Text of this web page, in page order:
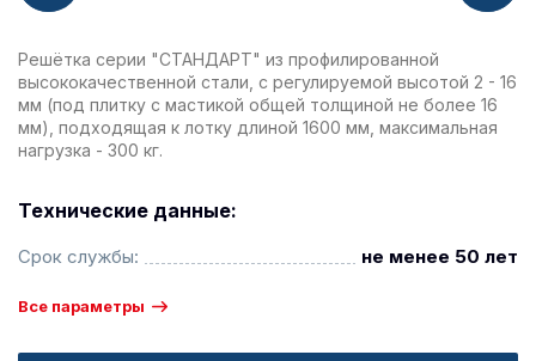
Решётка серии "СТАНДАРТ" из профилированной
высококачественной стали, с регулируемой высотой 2 - 16
мм (под плитку с мастикой общей толщиной не более 16
мм), подходящая к лотку длиной 1600 мм, максимальная
нагрузка - 300 кг.
Технические данные:
Срок службы: не менее 50 лет
Все параметры